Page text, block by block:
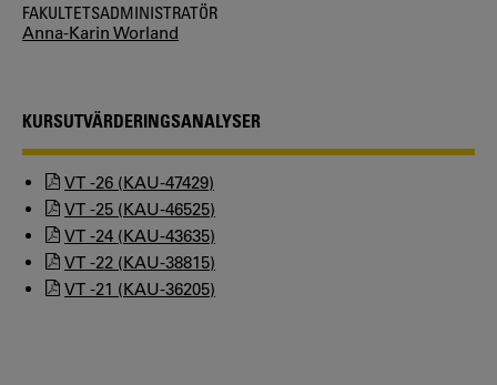
FAKULTETSADMINISTRATÖR
Anna-Karin Worland
KURSUTVÄRDERINGSANALYSER
VT -26 (KAU-47429)
VT -25 (KAU-46525)
VT -24 (KAU-43635)
VT -22 (KAU-38815)
VT -21 (KAU-36205)